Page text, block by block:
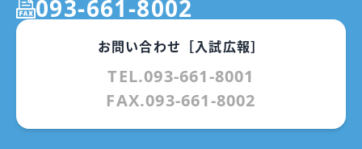
093-661-8002
お問い合わせ［入試広報］
TEL.093-661-8001
FAX.093-661-8002